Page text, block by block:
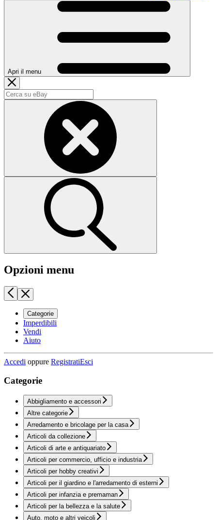
Apri il menu
Opzioni menu
Categorie
Imperdibili
Vendi
Aiuto
Accedi oppure RegistratiEsci
Categorie
Abbigliamento e accessori
Altre categorie
Arredamento e bricolage per la casa
Articoli da collezione
Articoli di arte e antiquariato
Articoli per commercio, ufficio e industria
Articoli per hobby creativi
Articoli per il giardino e l'arredamento di esterni
Articoli per infanzia e premaman
Articoli per la bellezza e la salute
Auto, moto e altri veicoli